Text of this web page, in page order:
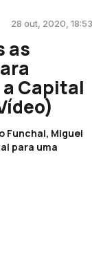
28 out, 2020, 18:53
as
Capital
Funchal, Miguel
para uma